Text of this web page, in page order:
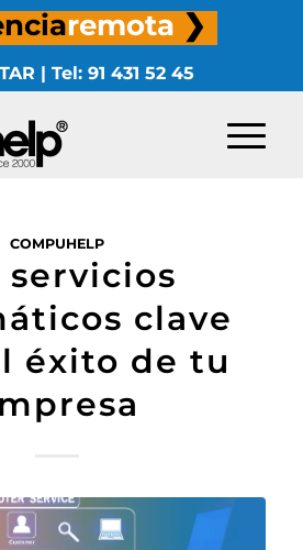
remota ❯
| Tel: 91 431 52 45
COMPUHELP
servicios
clave
éxito de tu